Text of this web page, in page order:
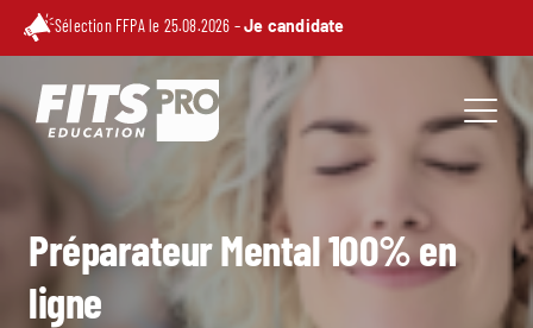
Sélection FFPA le 25.08.2026 –Je candidate
Préparateur Mental 100% en
ligne